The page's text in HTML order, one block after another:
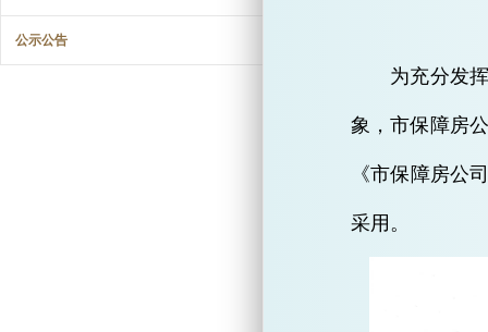
公示公告
为充分发
象，市保障房
《市保障房公
采用。